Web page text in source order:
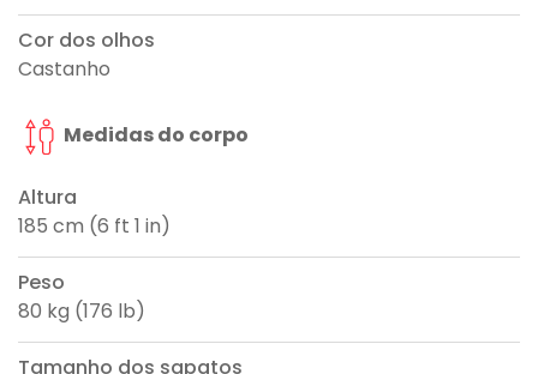
Cor dos olhos
Castanho
Medidas do corpo
Altura
185 cm (6 ft 1 in)
Peso
80 kg (176 lb)
Tamanho dos sapatos